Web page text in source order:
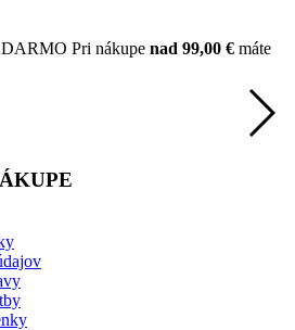
Pri nákupe nad 99,00 € máte